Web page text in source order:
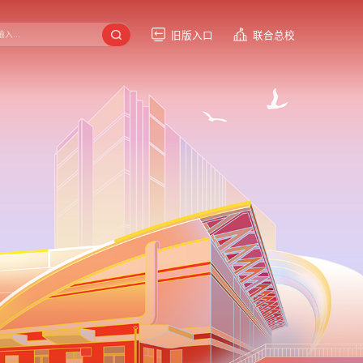
旧版入口 联合总校